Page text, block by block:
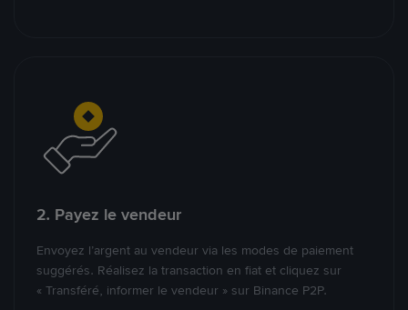
2. Payez le vendeur
Envoyez l’argent au vendeur via les modes de paiement
suggérés. Réalisez la transaction en fiat et cliquez sur
« Transféré, informer le vendeur » sur Binance P2P.